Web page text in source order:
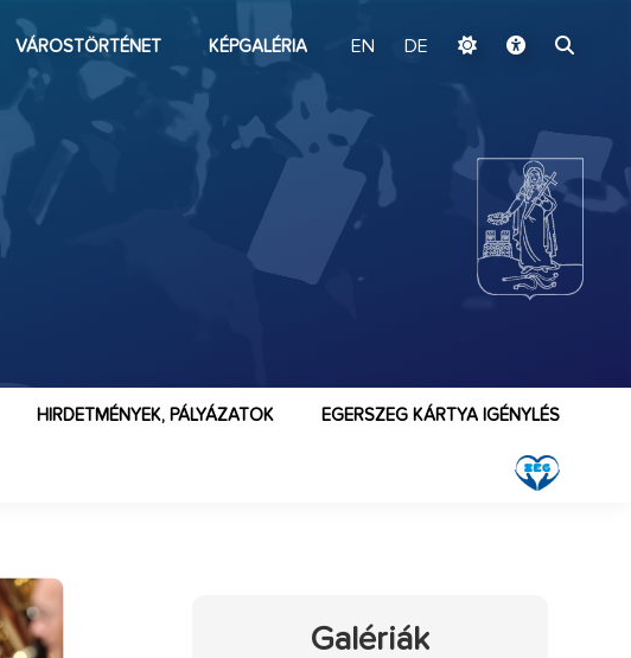
VÁROSTÖRTÉNET KÉPGALÉRIA EN DE
EGERSZEG KÁRTYA IGÉNYLÉS
HIRDETMÉNYEK, PÁLYÁZATOK
Galériák